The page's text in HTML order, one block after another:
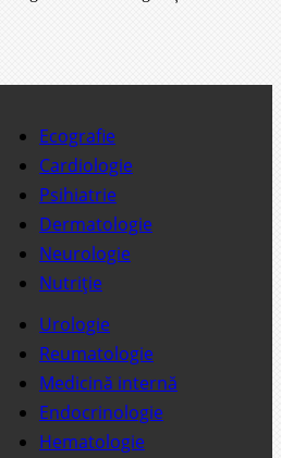
Ecografie
Cardiologie
Psihiatrie
Dermatologie
Neurologie
Nutriție
Urologie
Reumatologie
Medicină internă
Endocrinologie
Hematologie